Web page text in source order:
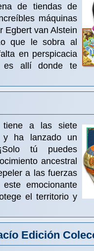
de tiendas de
máquinas
Egbert van Alstein
que le sobra al
en perspicacia
es allí donde te
tiene a las siete
y ha lanzado un
tú puedes
ancestral
a las fuerzas
emocionante
el territorio y
Edición